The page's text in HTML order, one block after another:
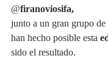
@firanoviosifa,
junto a un gran grupo de
han hecho posible esta
sido el resultado.